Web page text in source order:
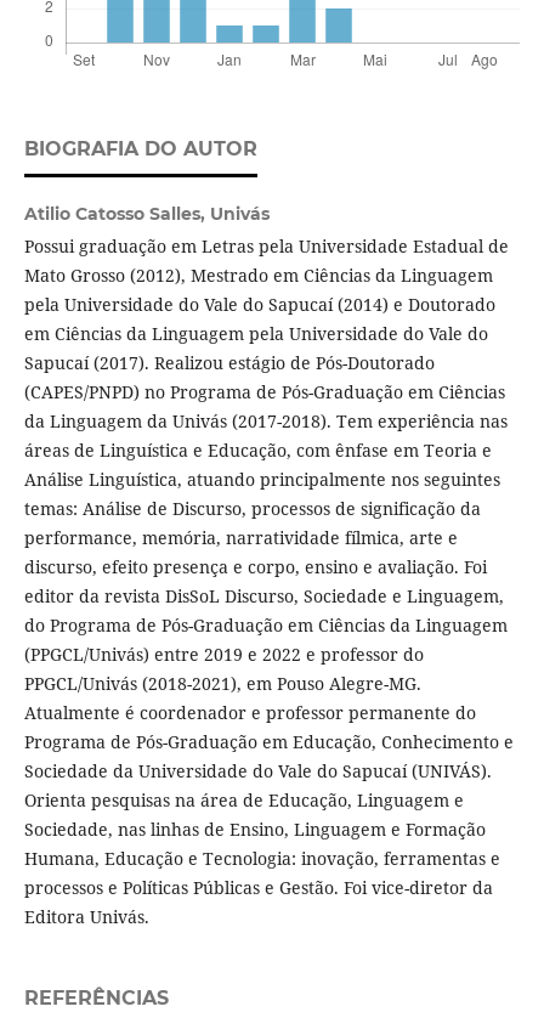
BIOGRAFIA DO AUTOR
Atilio Catosso Salles, Univás
Possui graduação em Letras pela Universidade Estadual de
Mato Grosso (2012), Mestrado em Ciências da Linguagem
pela Universidade do Vale do Sapucaí (2014) e Doutorado
em Ciências da Linguagem pela Universidade do Vale do
Sapucaí (2017). Realizou estágio de Pós-Doutorado
(CAPES/PNPD) no Programa de Pós-Graduação em Ciências
da Linguagem da Univás (2017-2018). Tem experiência nas
áreas de Linguística e Educação, com ênfase em Teoria e
Análise Linguística, atuando principalmente nos seguintes
temas: Análise de Discurso, processos de significação da
performance, memória, narratividade fílmica, arte e
discurso, efeito presença e corpo, ensino e avaliação. Foi
editor da revista DisSoL Discurso, Sociedade e Linguagem,
do Programa de Pós-Graduação em Ciências da Linguagem
(PPGCL/Univás) entre 2019 e 2022 e professor do
PPGCL/Univás (2018-2021), em Pouso Alegre-MG.
Atualmente é coordenador e professor permanente do
Programa de Pós-Graduação em Educação, Conhecimento e
Sociedade da Universidade do Vale do Sapucaí (UNIVÁS).
Orienta pesquisas na área de Educação, Linguagem e
Sociedade, nas linhas de Ensino, Linguagem e Formação
Humana, Educação e Tecnologia: inovação, ferramentas e
processos e Políticas Públicas e Gestão. Foi vice-diretor da
Editora Univás.
REFERÊNCIAS